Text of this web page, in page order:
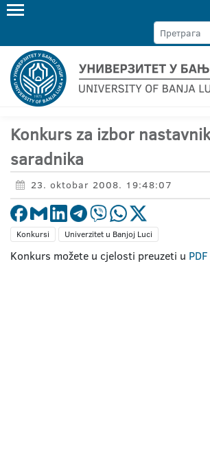
Konkurs za izbor
saradnika
23. oktobar 2008. 19:48:07
Konkursi Univerzitet u Banjoj Luci
Konkurs možete u cjelosti preuzeti u